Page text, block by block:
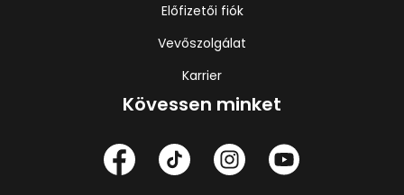
Előfizetői fiók
Vevőszolgálat
Karrier
Kövessen minket